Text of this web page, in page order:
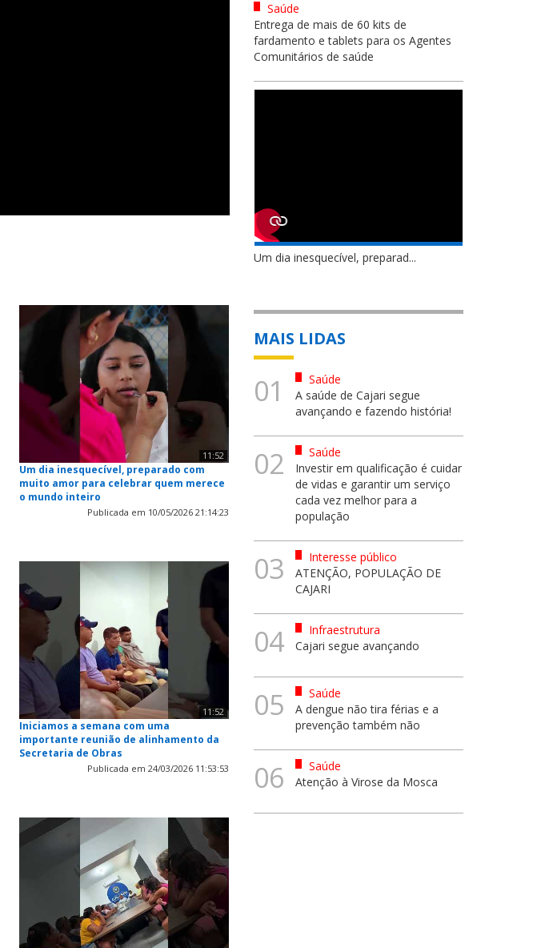
11:52
Um dia inesquecível, preparado com
muito amor para celebrar quem merece
o mundo inteiro
Publicada em 10/05/2026 21:14:23
11:52
Iniciamos a semana com uma
importante reunião de alinhamento da
Secretaria de Obras
Publicada em 24/03/2026 11:53:53
Saúde
Entrega de mais de 60 kits de
fardamento e tablets para os Agentes
Comunitários de saúde
Um dia inesquecível, preparad...
MAIS LIDAS
01
Saúde
A saúde de Cajari segue
avançando e fazendo história!
02
Saúde
Investir em qualificação é cuidar
de vidas e garantir um serviço
cada vez melhor para a
população
03
Interesse público
ATENÇÃO, POPULAÇÃO DE
CAJARI
04
Infraestrutura
Cajari segue avançando
05
Saúde
A dengue não tira férias e a
prevenção também não
06
Saúde
Atenção à Virose da Mosca